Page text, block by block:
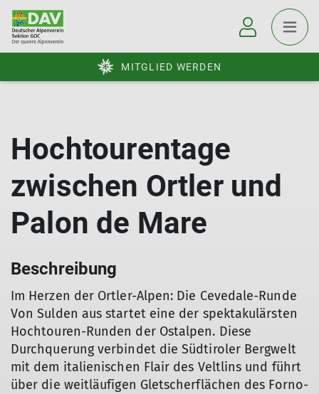
MITGLIED WERDEN
Hochtourentage
zwischen Ortler und
Palon de Mare
Beschreibung
Im Herzen der Ortler-Alpen: Die Cevedale-Runde
Von Sulden aus startet eine der spektakulärsten
Hochtouren-Runden der Ostalpen. Diese
Durchquerung verbindet die Südtiroler Bergwelt
mit dem italienischen Flair des Veltlins und führt
über die weitläufigen Gletscherflächen des Forno-